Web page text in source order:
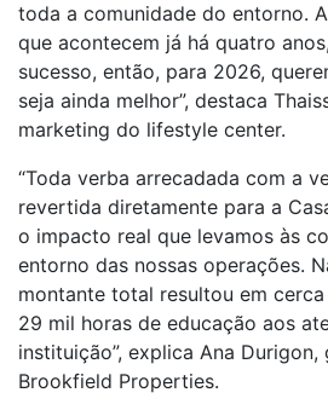
toda a comunidade do entorno.
que acontecem já há quatro
sucesso, então, para 2026,
seja ainda melhor”, destaca
marketing do lifestyle center.
“Toda verba arrecadada com a
revertida diretamente para a
o impacto real que levamos às
entorno das nossas operações.
montante total resultou em
29 mil horas de educação aos
instituição”, explica Ana Durigon,
Brookfield Properties.